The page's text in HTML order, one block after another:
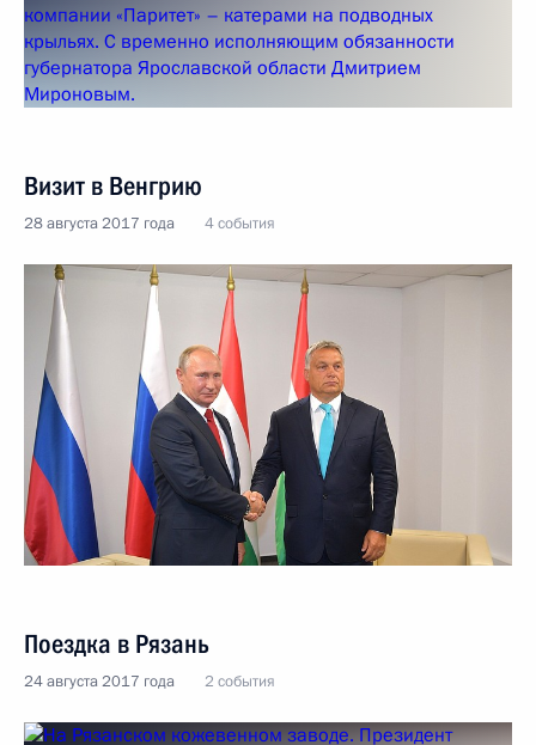
Визит в Венгрию
28 августа 2017 года 4 события
Поездка в Рязань
24 августа 2017 года 2 события